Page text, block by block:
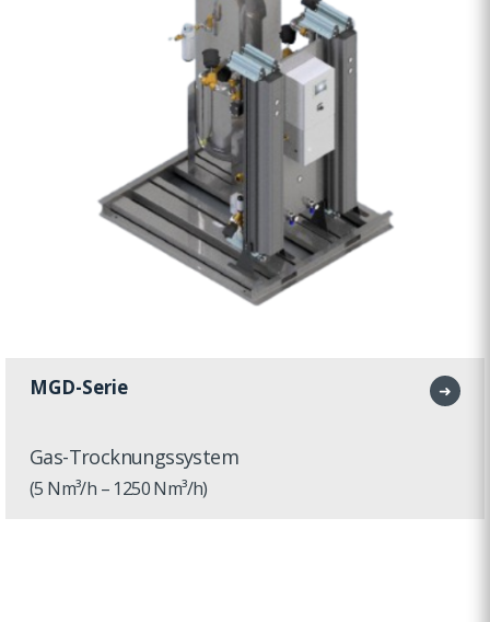
MGD-Serie ➜
Gas-Trocknungssystem
(5 Nm³/h – 1250 Nm³/h)